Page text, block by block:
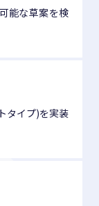
能な草案を検
タイプ)を実装